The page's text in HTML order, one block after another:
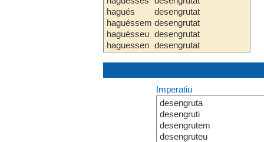
hagués
haguéssem
haguésseu
haguessen
desengrutat
desengrutat
desengrutat
desengrutat
Imperatiu
desengruta
desengruti
desengrutem
desengruteu